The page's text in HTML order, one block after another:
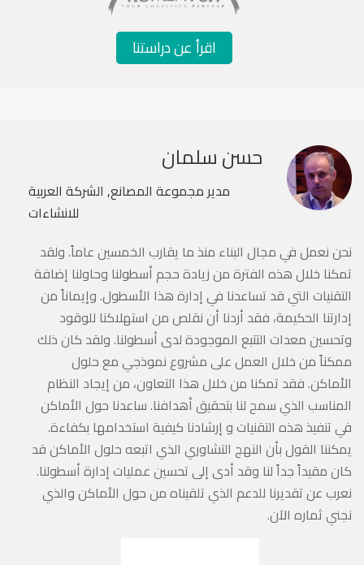
اقرأ عن دراستنا‎
حسن سلمان
مدير مجموعة المصانع, الشركة العربية
للانشاءات
نحن نعمل في مجال البناء منذ ما يقارب الخمسين عاماً. ولقد
تمكنا خلال هذه الفترة من زيادة حجم أسطولنا وحاولنا إضافة
التقنيات التي قد تساعدنا في إدارة هذا الأسطول. وإيماناً من
إدارتنا الحكيمة، فقد أردنا أن نقلص من استهلاكنا للوقود
وتحسين معدات التتبع الموجودة لدى أسطولنا. ولقد كان ذلك
ممكناً من خلال العمل على مشروع نموذجي مع حلول
الأماكن. فقد تمكنا من خلال هذا التعاون، من إيجاد النظام
المناسب الذي سمح لنا بتحقيق أهدافنا. ساعدنا حول الأماكن
في تنفيذ هذه التقنيات و إرشادنا كيفية استخدامها بكفاءة.
يمكننا القول بأن النهج التشاوري الذي اتبعه حلول الأماكن قد
كان مقيداً جداً لنا وقد أدى إلى تحسين عمليات إدارة أسطولنا.
نعرب عن تقديرنا للدعم الذي تلقيناه من حول الأماكن والذي
نجني ثماره الآن.